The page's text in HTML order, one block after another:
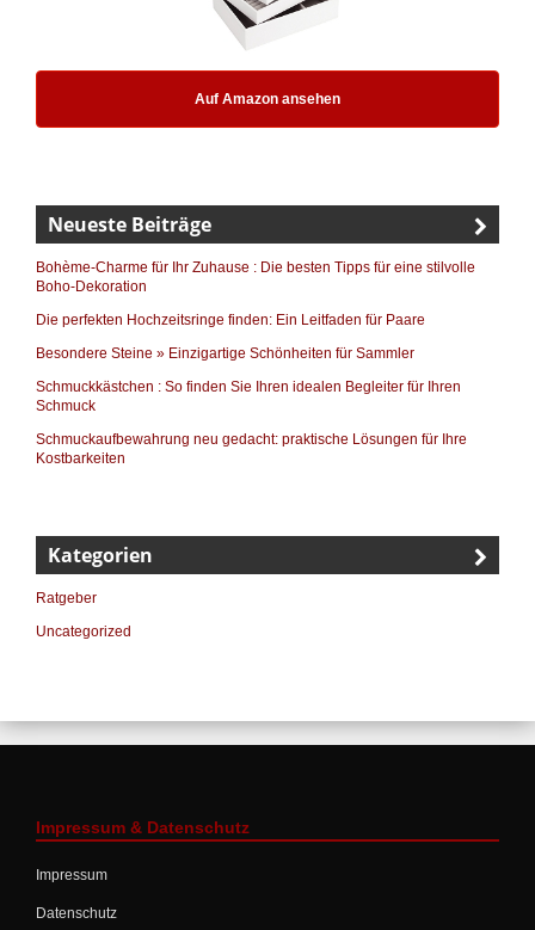
Auf Amazon ansehen
Neueste Beiträge
Bohème-Charme für Ihr Zuhause : Die besten Tipps für eine stilvolle
Boho-Dekoration
Die perfekten Hochzeitsringe finden: Ein Leitfaden für Paare
Besondere Steine » Einzigartige Schönheiten für Sammler
Schmuckkästchen : So finden Sie Ihren idealen Begleiter für Ihren
Schmuck
Schmuckaufbewahrung neu gedacht: praktische Lösungen für Ihre
Kostbarkeiten
Kategorien
Ratgeber
Uncategorized
Impressum & Datenschutz
Impressum
Datenschutz